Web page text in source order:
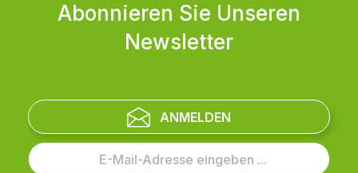
Abonnieren Sie Unseren
Newsletter
ANMELDEN